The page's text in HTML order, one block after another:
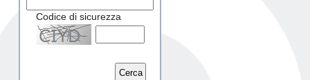
Codice di sicurezza
Captcha